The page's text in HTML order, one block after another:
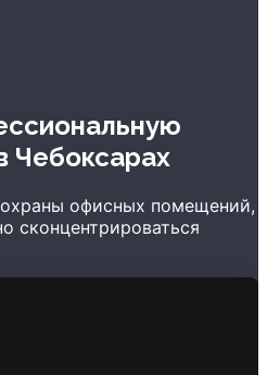
Чебоксарах
офисных помещений,
сконцентрироваться